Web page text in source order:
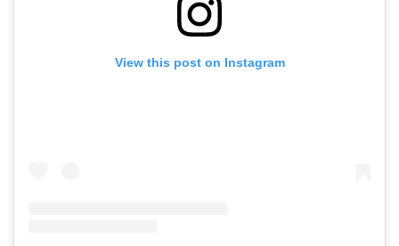
View this post on Instagram